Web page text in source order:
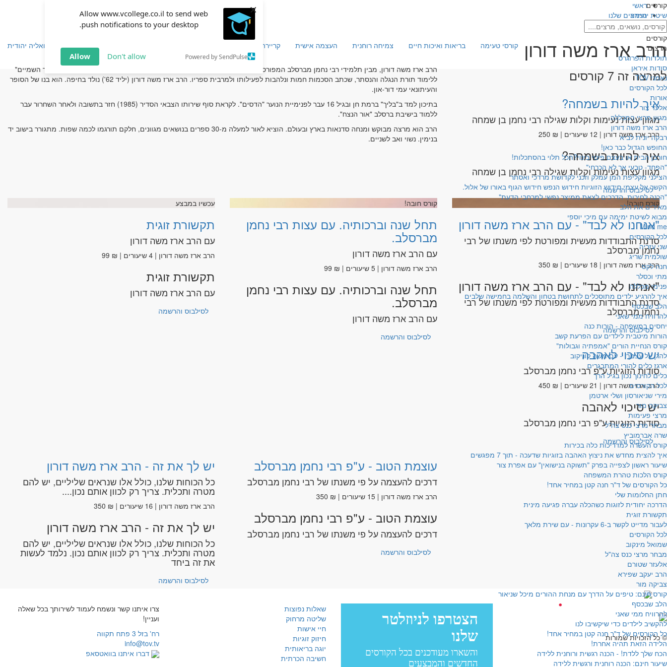
Allow www.vcollege.co.il to send web
push notifications to your desktop.
Powered by SendPulse
Don't allow
Allow
×
קורסים
שיטת ימימה
TOV אקטואליה יהודית שיטת ימימה קריירה וכלכלה העצמה אישית צמיחה רוחנית בריאות ואיכות חיים קורסי טעימה
קורסים
מרצים
תולדות הפרוגרס
סודות איראן
נאמני TOV
לכל הקורסים
אורות
אלעד צור
מגוון מרצי המכללה
הרב ארז משה דורון
רבקה יונית לביא
החופש הגדול כבר כאן!
חורבן הבית או בעצם פינוי בינוי?הכל תלוי בהסתכלות!
"הפחד- טבעי אך לא הכרחי"
הצילני מקליפת המן עמלק וזכני לקדושת מרדכי ואסתר
הקשר אל עצמי.חידוש הזוגיות חידוש הנפש חידוש הגוף באורו של אלול.
"הכנה לחירות. הדרכים לצאת ממיצר נפשי למרחבי הדעת"
מאירים את הלב
מבוא לשיטת ימימה עם מיכי יוספי
Mind me
לכל הקורסים
שני עזריה
שולמית שריג
חנה לקס
מתי וכסלר
פנימי מכללה
איך להרגיע ילדים מתוסכלים לתחושת בטחון והשלמה בחמישה שלבים
הלב שבכסף
להרוויח ממי שאני
יחסים במשפחה - הורות כנה
הורות מיטבית לילדים עם הפרעת קשב
קורס הנחיית הורים "אמפתיה וגבולות"
להגן על עצמך! - עם משה קוניקוב
ארגז כלים להורי המתבגרים
כלים לחינוך נכון בגיל הרך
לכל הקורסים
מירי שניאורסון ושלי ארטמן
צביקה מור
מרצי פעימות
מבחר מרצי כנס צה"ל
שרה אברמוביץ
קורס העשרה למדריכות כלה בכירות
איך להצית מחדש את ניצוץ האהבה בזוגיות שדעכה - תוך 7 מפגשים
שיעור ראשון לצפייה בפרק "תשוקה בנישואין" עם אפרת צור
קורס הלכות טהרת המשפחה
כל הקורסים של ד"ר חנה קטן במחיר אחד!
חתן החלומות שלי
הדרכה יחודית לזוגות כשהכלה עברה פגיעה מינית
תקשורת זוגית
לעבור מדייט לקשר ב-6 עקרונות - עם שירת מלאך
לכל הקורסים
שמואל מינקוב
מבחר מרצי כנס צה"ל
אלעזר שטורם
הרב יעקב שפירא
צביקה מור
קורס חינם: טיפים על הדרך עם מנחת ההורים מיכל שניאור
הלב שבכסף
להרוויח ממי שאני
להקשיב לילדים כדי שיקשיבו לנו
כל הקורסים של ד"ר חנה קטן במחיר אחד!
הלידה הזאת תהיה אחרת!
הכח שלך ללדת! - הכנה רגשית ורוחנית ללידה
שיעור חינם: הכנה רוחנית ורגשית ללידה
ראשי
המרצים שלנו
הרב ארז משה דורון
הרב ארז משה דורון
הרב ארז משה דורון, מבין תלמידי רבי נחמן מברסלב המפורסמים בדורנו, תלמיד של הרב החסיד רבי יעקב מאיר שכטר, ר"מ בישיבת "שער השמיים"
ללימוד תורת הנגלה והנסתר, שכתב הסכמות חמות ונלהבות לפעילותו ולמרבית ספריו. הרב ארז משה דורון (יליד 62') נולד בחיפה. הוא בנו של הסופר
והעיתונאי עמי דור-און.
בתיכון למד ב"בליך" ברמת חן ובגיל 16 עבר לפנימיית הנוער "הדסים". לקראת סוף שירותו הצבאי הסדיר (1985) חזר בתשובה ולאחר השחרור עבר
ללמוד בישיבת ברסלב "אור הנצח".
הרב הוא מרצה מבוקש ומנחה סדנאות בארץ ובעולם. הוציא לאור למעלה מ-30 ספרים בנושאים מגוונים, חלקם תורגמו לכמה שפות. מתגורר בישוב יד
בנימין. נשוי ואב לשניים.
למרצה זה 7 קורסים
איך להיות בשמחה?
מגוון עצות נעימות וקלות שגילה רבי נחמן בן שמחה
הרב ארז משה דורון | 12 שיעורים | ₪ 250
איך להיות בשמחה?
מגוון עצות נעימות וקלות שגילה רבי נחמן בן שמחה
לסילבוס והרשמה
עכשיו במבצע
תקשורת זוגית
עם הרב ארז משה דורון
הרב ארז משה דורון | 4 שיעורים | ₪ 99
תקשורת זוגית
עם הרב ארז משה דורון
לסילבוס והרשמה
קורס חובה!
תחל שנה וברכותיה. עם עצות רבי נחמן
מברסלב.
עם הרב ארז משה דורון
הרב ארז משה דורון | 5 שיעורים | ₪ 99
תחל שנה וברכותיה. עם עצות רבי נחמן
מברסלב.
עם הרב ארז משה דורון
לסילבוס והרשמה
קורס חובה!
"אנחנו לא לבד" - עם הרב ארז משה דורון
סדנת התבודדות מעשית ומפורטת לפי משנתו של רבי
נחמן מברסלב
הרב ארז משה דורון | 18 שיעורים | ₪ 350
"אנחנו לא לבד" - עם הרב ארז משה דורון
סדנת התבודדות מעשית ומפורטת לפי משנתו של רבי
נחמן מברסלב
לסילבוס והרשמה
יש סיכוי לאהבה
סודות הזוגיות ע"פ רבי נחמן מברסלב
הרב ארז משה דורון | 21 שיעורים | ₪ 450
יש סיכוי לאהבה
סודות הזוגיות ע"פ רבי נחמן מברסלב
לסילבוס והרשמה
יש לך את זה - הרב ארז משה דורון
כל הכוחות שלנו, כולל אלו שנראים שליליים, יש להם
מטרה ותכלית. צריך רק לכוון אותם נכון....
הרב ארז משה דורון | 16 שיעורים | ₪ 350
יש לך את זה - הרב ארז משה דורון
כל הכוחות שלנו, כולל אלו שנראים שליליים, יש להם
מטרה ותכלית. צריך רק לכוון אותם נכון. נלמד לעשות
את זה ביחד
לסילבוס והרשמה
עוצמת הטוב - ע"פ רבי נחמן מברסלב
דרכים להעצמה על פי משנתו של רבי נחמן מברסלב
הרב ארז משה דורון | 15 שיעורים | ₪ 350
עוצמת הטוב - ע"פ רבי נחמן מברסלב
דרכים להעצמה על פי משנתו של רבי נחמן מברסלב
לסילבוס והרשמה
צרו איתנו קשר ונשמח לעמוד לשירותך בכל שאלה
ועניין!
רח' בזל 3 פתח תקווה
info@tov.tv
דברו איתנו בוואטסאפ
שאלות נפוצות
שליטה מרחוק
חיי אישות
חיזוק זוגיות
יוגה בריאותית
חשיבה הכרתית
עיצוב:
עיצוב: בייגל סטודיו
© כל הזכויות שמורות